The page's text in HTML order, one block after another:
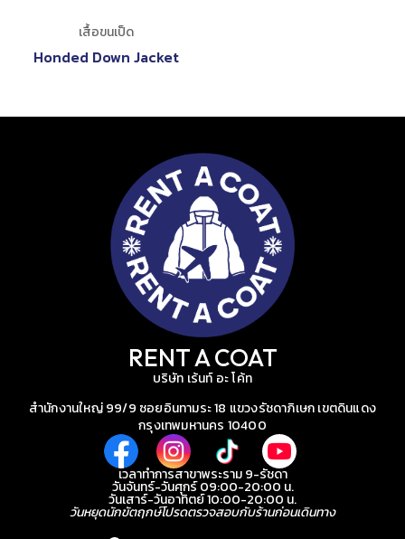
เสื้อขนเป็ด
Honded Down Jacket
RENT A COAT
บริษัท เร้นท์ อะ โค้ท
สำนักงานใหญ่ 99/9 ซอยอินทามระ 18 แขวงรัชดาภิเษก เขตดินแดง
กรุงเทพมหานคร 10400
เวลาทำการสาขาพระราม 9-รัชดา
วันจันทร์-วันศุกร์ 09:00-20:00 น.
วันเสาร์-วันอาทิตย์ 10:00-20:00 น.
วันหยุดนักขัตฤกษ์โปรดตรวจสอบกับร้านก่อนเดินทาง